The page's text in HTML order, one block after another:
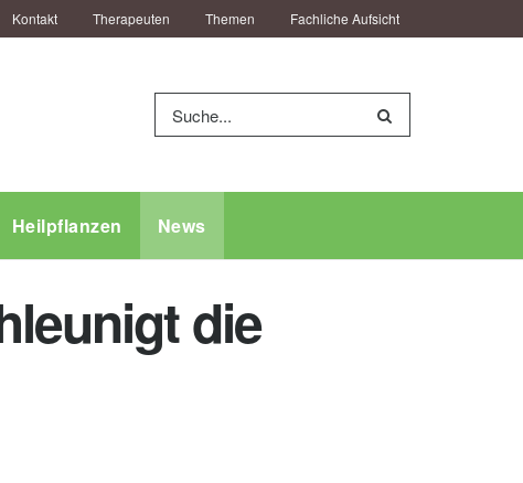
Kontakt Therapeuten Themen Fachliche Aufsicht
Heilpflanzen News
die